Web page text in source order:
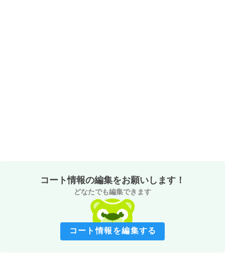
コート情報の編集をお願いします！
どなたでも編集できます
コート情報を編集する